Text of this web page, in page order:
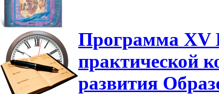
Программа XV
практической
развития